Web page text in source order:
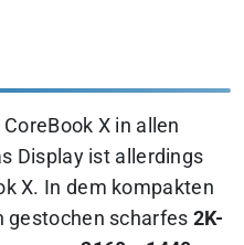
X in allen
Display ist allerdings
X. In dem kompakten
gestochen scharfes 2K-